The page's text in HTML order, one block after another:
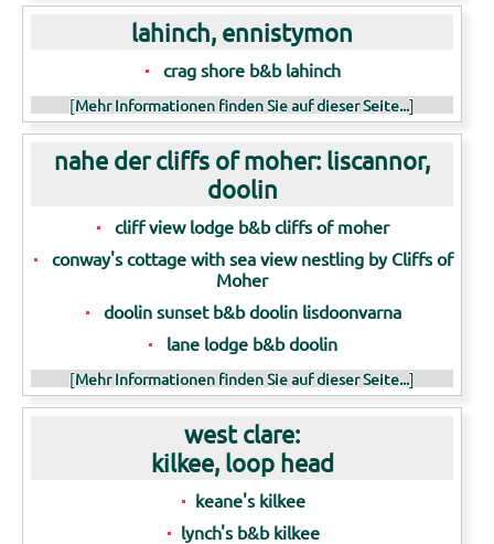
lahinch, ennistymon
crag shore b&b lahinch
[Mehr Informationen finden Sie auf dieser Seite...]
nahe der cliffs of moher: liscannor,
doolin
cliff view lodge b&b cliffs of moher
conway's cottage with sea view nestling by Cliffs of
Moher
doolin sunset b&b doolin lisdoonvarna
lane lodge b&b doolin
[Mehr Informationen finden Sie auf dieser Seite...]
west clare:
kilkee, loop head
keane's kilkee
lynch's b&b kilkee